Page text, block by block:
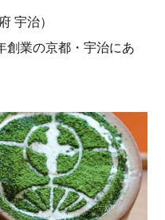
宇治）
創業の京都・宇治にあ